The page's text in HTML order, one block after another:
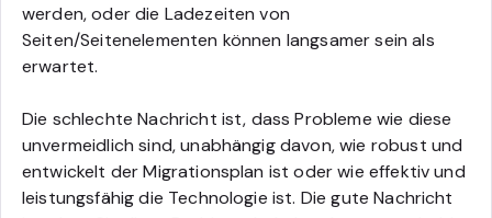
werden, oder die Ladezeiten von
Seiten/Seitenelementen können langsamer sein als
erwartet.
Die schlechte Nachricht ist, dass Probleme wie diese
unvermeidlich sind, unabhängig davon, wie robust und
entwickelt der Migrationsplan ist oder wie effektiv und
leistungsfähig die Technologie ist. Die gute Nachricht